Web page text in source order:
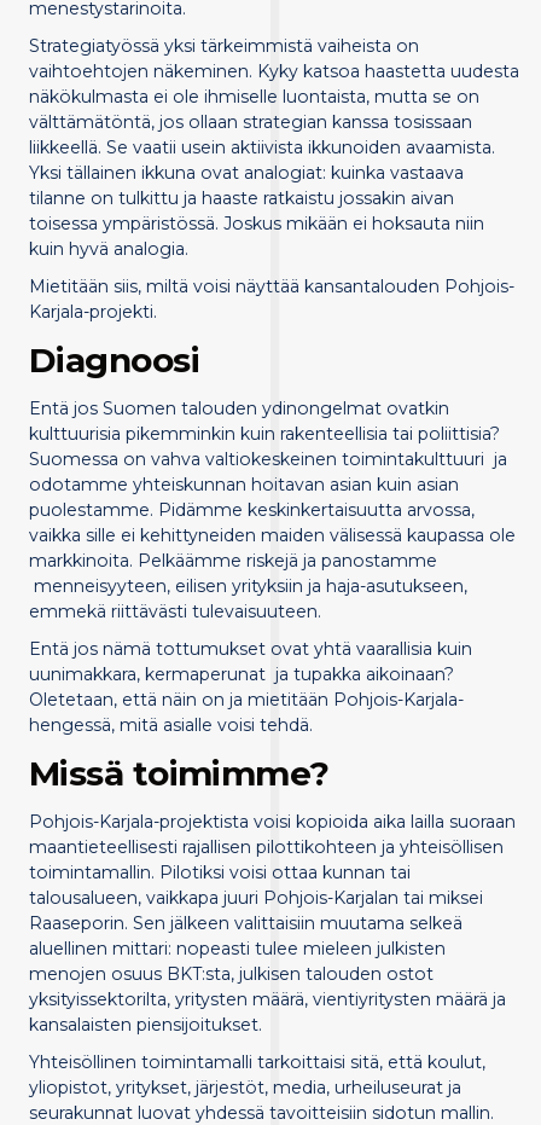
menestystarinoita.
Strategiatyössä yksi tärkeimmistä vaiheista on
vaihtoehtojen näkeminen. Kyky katsoa haastetta uudesta
näkökulmasta ei ole ihmiselle luontaista, mutta se on
välttämätöntä, jos ollaan strategian kanssa tosissaan
liikkeellä. Se vaatii usein aktiivista ikkunoiden avaamista.
Yksi tällainen ikkuna ovat analogiat: kuinka vastaava
tilanne on tulkittu ja haaste ratkaistu jossakin aivan
toisessa ympäristössä. Joskus mikään ei hoksauta niin
kuin hyvä analogia.
Mietitään siis, miltä voisi näyttää kansantalouden Pohjois-
Karjala-projekti.
Diagnoosi
Entä jos Suomen talouden ydinongelmat ovatkin
kulttuurisia pikemminkin kuin rakenteellisia tai poliittisia?
Suomessa on vahva valtiokeskeinen toimintakulttuuri ja
odotamme yhteiskunnan hoitavan asian kuin asian
puolestamme. Pidämme keskinkertaisuutta arvossa,
vaikka sille ei kehittyneiden maiden välisessä kaupassa ole
markkinoita. Pelkäämme riskejä ja panostamme
menneisyyteen, eilisen yrityksiin ja haja-asutukseen,
emmekä riittävästi tulevaisuuteen.
Entä jos nämä tottumukset ovat yhtä vaarallisia kuin
uunimakkara, kermaperunat ja tupakka aikoinaan?
Oletetaan, että näin on ja mietitään Pohjois-Karjala-
hengessä, mitä asialle voisi tehdä.
Missä toimimme?
Pohjois-Karjala-projektista voisi kopioida aika lailla suoraan
maantieteellisesti rajallisen pilottikohteen ja yhteisöllisen
toimintamallin. Pilotiksi voisi ottaa kunnan tai
talousalueen, vaikkapa juuri Pohjois-Karjalan tai miksei
Raaseporin. Sen jälkeen valittaisiin muutama selkeä
aluellinen mittari: nopeasti tulee mieleen julkisten
menojen osuus BKT:sta, julkisen talouden ostot
yksityissektorilta, yritysten määrä, vientiyritysten määrä ja
kansalaisten piensijoitukset.
Yhteisöllinen toimintamalli tarkoittaisi sitä, että koulut,
yliopistot, yritykset, järjestöt, media, urheiluseurat ja
seurakunnat luovat yhdessä tavoitteisiin sidotun mallin.